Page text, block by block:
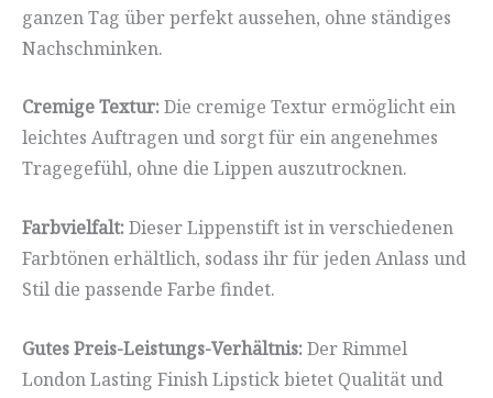
ganzen Tag über perfekt aussehen, ohne ständiges
Nachschminken.
Cremige Textur: Die cremige Textur ermöglicht ein
leichtes Auftragen und sorgt für ein angenehmes
Tragegefühl, ohne die Lippen auszutrocknen.
Farbvielfalt: Dieser Lippenstift ist in verschiedenen
Farbtönen erhältlich, sodass ihr für jeden Anlass und
Stil die passende Farbe findet.
Gutes Preis-Leistungs-Verhältnis: Der Rimmel
London Lasting Finish Lipstick bietet Qualität und